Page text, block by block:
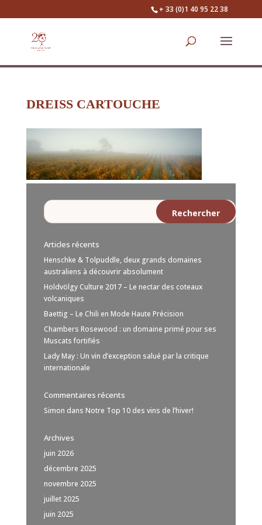
+ 33 (0)1 40 95 22 38
DREISS CARTOUCHE
Articles récents
Henschke & Tolpuddle, deux grands domaines
australiens à découvrir absolument
Holdvölgy Culture 2017 – Le nectar des coteaux
volcaniques
Baettig – Le Chili en Mode Haute Précision
Chambers Rosewood : un domaine primé pour ses
Muscats fortifiés
Lady May : Un vin d’exception salué par la critique
internationale
Commentaires récents
Simon dans Notre Top 10 des vins de l’hiver!
Archives
juin 2026
décembre 2025
novembre 2025
juillet 2025
juin 2025